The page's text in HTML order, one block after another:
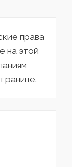
права
на этой